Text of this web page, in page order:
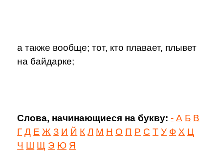
а также вообще; тот, кто плавает, плывет
на байдарке;
Слова, начинающиеся на букву: - А Б В
Г Д Е Ж З И Й К Л М Н О П Р С Т У Ф Х Ц
Ч Ш Щ Э Ю Я